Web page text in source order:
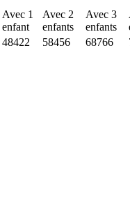
Avec 1
enfant
Avec 2
enfants
Avec 3
enfants
48422 58456 68766